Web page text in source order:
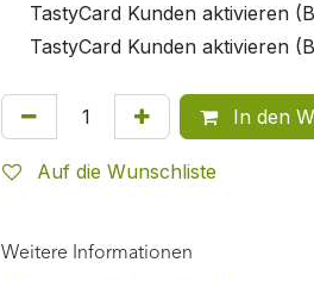
TastyCard Kunden aktivieren
TastyCard Kunden aktivieren
In den
Auf die Wunschliste
Weitere Informationen